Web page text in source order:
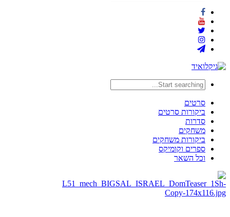
סרטים
ביקורות סרטים
סדרות
משחקים
ביקורות משחקים
ספרים וקומיקס
וכל השאר